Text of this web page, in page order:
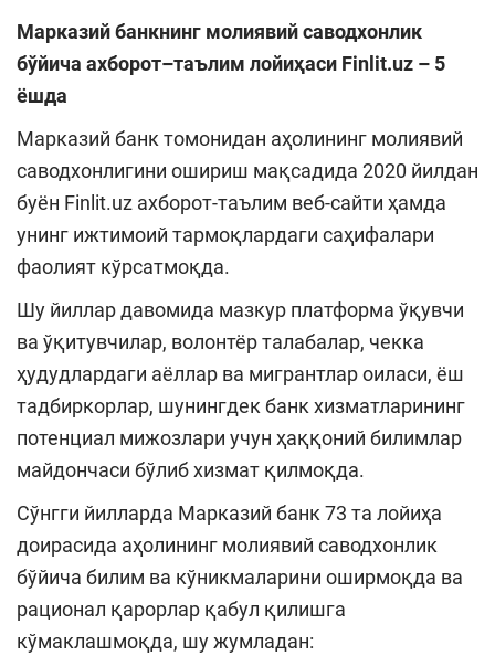
Марказий банкнинг молиявий саводхонлик
бўйича ахборот–таълим лойиҳаси Finlit.uz – 5
ёшда
Марказий банк томонидан аҳолининг молиявий
саводхонлигини ошириш мақсадида 2020 йилдан
буён Finlit.uz ахборот-таълим веб-сайти ҳамда
унинг ижтимоий тармоқлардаги саҳифалари
фаолият кўрсатмоқда.
Шу йиллар давомида мазкур платформа ўқувчи
ва ўқитувчилар, волонтёр талабалар, чекка
ҳудудлардаги аёллар ва мигрантлар оиласи, ёш
тадбиркорлар, шунингдек банк хизматларининг
потенциал мижозлари учун ҳаққоний билимлар
майдончаси бўлиб хизмат қилмоқда.
Сўнгги йилларда Марказий банк 73 та лойиҳа
доирасида аҳолининг молиявий саводхонлик
бўйича билим ва кўникмаларини оширмоқда ва
рационал қарорлар қабул қилишга
кўмаклашмоқда, шу жумладан: